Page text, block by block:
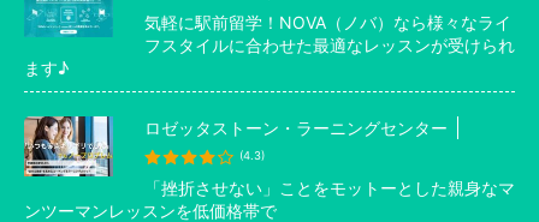
気軽に駅前留学！NOVA（ノバ）なら様々なライ
フスタイルに合わせた最適なレッスンが受けられ
ます♪
ロゼッタストーン・ラーニングセンター
(4.3)
「挫折させない」ことをモットーとした親身なマ
ンツーマンレッスンを低価格帯で